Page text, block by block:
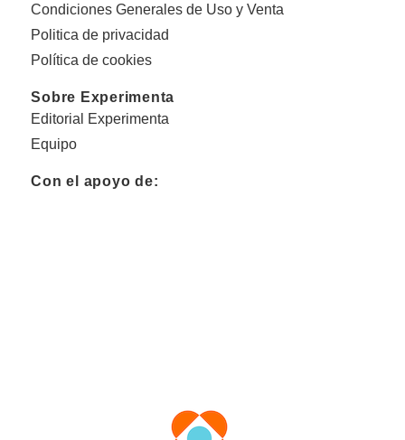
Condiciones Generales de Uso y Venta
Politica de privacidad
Política de cookies
Sobre Experimenta
Editorial Experimenta
Equipo
Con el apoyo de: